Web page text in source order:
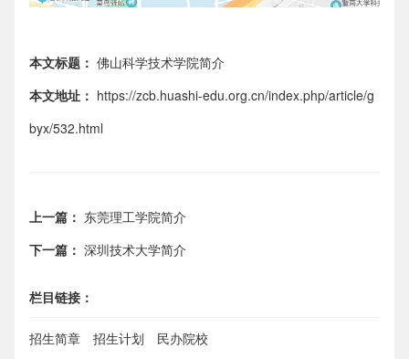
本文标题： 佛山科学技术学院简介
本文地址： https://zcb.huashi-edu.org.cn/index.php/article/g
byx/532.html
上一篇： 东莞理工学院简介
下一篇： 深圳技术大学简介
栏目链接：
招生简章 招生计划 民办院校